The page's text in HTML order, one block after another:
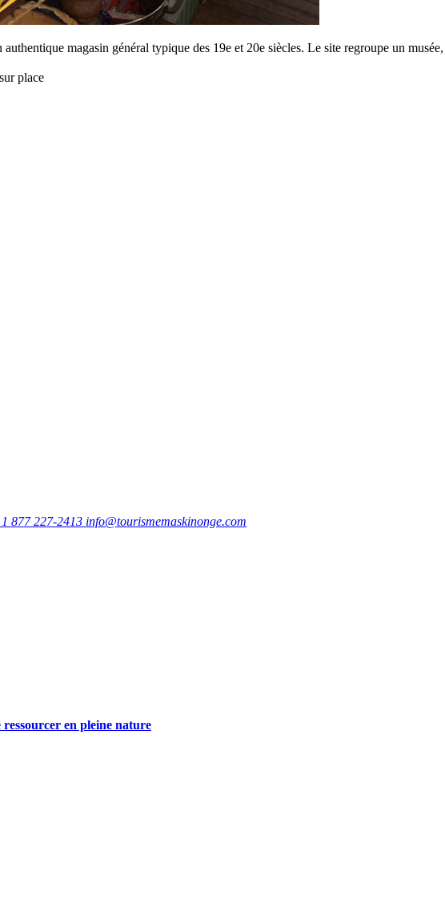
magasin général typique des 19e et 20e siècles. Le site regroupe un
place
1 877 227-2413 info@tourismemaskinonge.com
en pleine nature